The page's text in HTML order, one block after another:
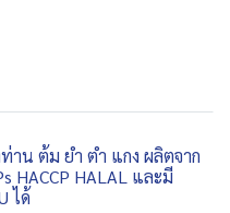
าน ต้ม ยำ ตำ แกง ผลิตจาก
HACCP HALAL และมี
ได้